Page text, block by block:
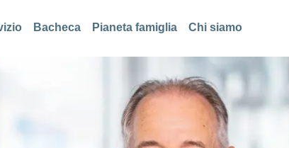
Bacheca Pianeta famiglia Chi siamo